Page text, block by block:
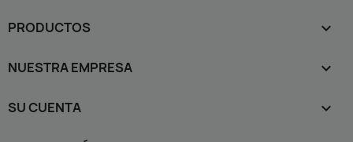
PRODUCTOS 
NUESTRA EMPRESA 
SU CUENTA 